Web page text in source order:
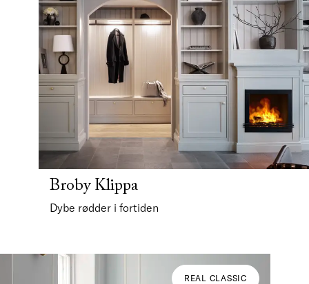
Broby Klippa
Dybe rødder i fortiden
REAL CLASSIC